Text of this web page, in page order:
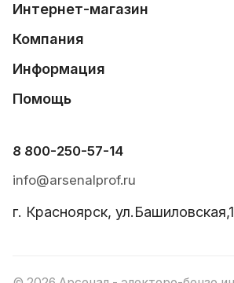
Интернет-магазин
Компания
Информация
Помощь
8 800-250-57-14
info@arsenalprof.ru
г. Красноярск,